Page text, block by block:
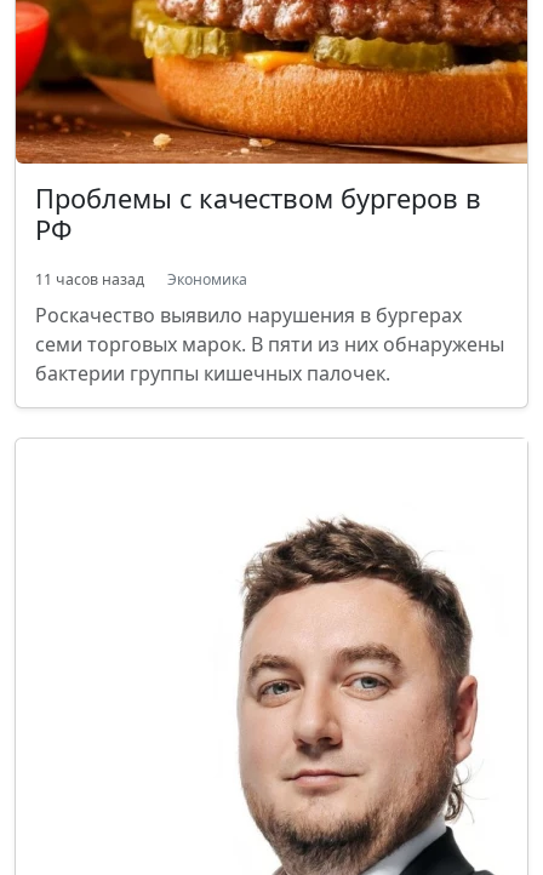
Проблемы с качеством бургеров в
РФ
11 часов назад Экономика
Роскачество выявило нарушения в бургерах
семи торговых марок. В пяти из них обнаружены
бактерии группы кишечных палочек.